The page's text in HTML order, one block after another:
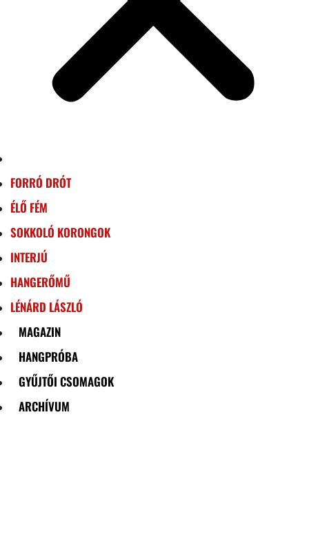
FORRÓ DRÓT
ÉLŐ FÉM
SOKKOLÓ KORONGOK
INTERJÚ
HANGERŐMŰ
LÉNÁRD LÁSZLÓ
MAGAZIN
HANGPRÓBA
GYŰJTŐI CSOMAGOK
ARCHÍVUM